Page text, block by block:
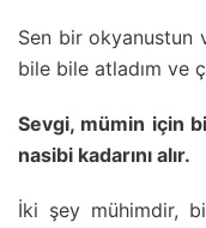
Sen bir okyanustun
bile bile atladım ve
Sevgi, mümin için
nasibi kadarını alır.
İki şey mühimdir,